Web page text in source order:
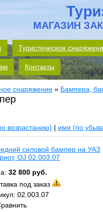
МАГАЗИН
Туристическое
Контакты
снаряжение » Бампера,
возрастанию) | имя (по
силовой бампер на УАЗ
OJ 02.003.07
32 800 руб.
под заказ
02.003.07